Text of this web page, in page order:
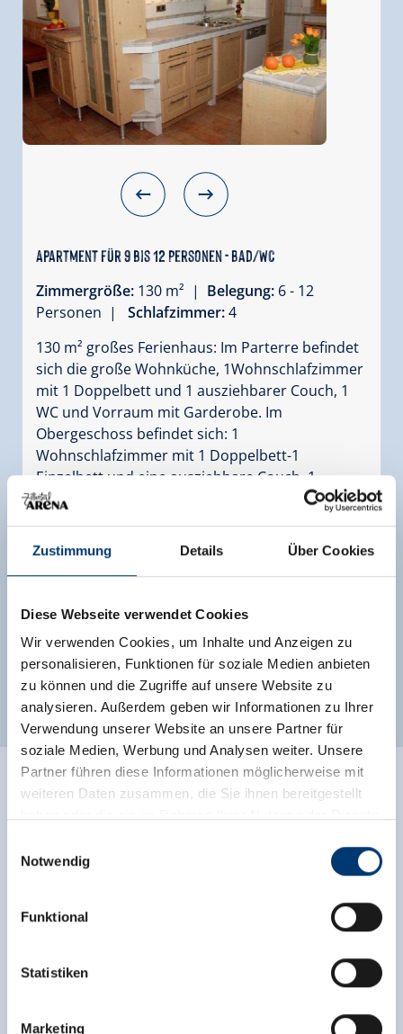
Zustimmung Details Über Cookies
Diese Webseite verwendet Cookies
Wir verwenden Cookies, um Inhalte und Anzeigen zu
personalisieren, Funktionen für soziale Medien anbieten
zu können und die Zugriffe auf unsere Website zu
analysieren. Außerdem geben wir Informationen zu Ihrer
Verwendung unserer Website an unsere Partner für
soziale Medien, Werbung und Analysen weiter. Unsere
Partner führen diese Informationen möglicherweise mit
weiteren Daten zusammen, die Sie ihnen bereitgestellt
Rohr 23// A-6280 Zell am Ziller
www.zillertalarena.com
Notwendig
Funktional
Statistiken
Marketing
Apartment für 9 bis 12 Personen - Bad/WC
Zimmergröße: 130 m² | Belegung: 6 - 12
Personen |
Schlafzimmer:4
130 m² großes Ferienhaus: Im Parterre befindet
sich die große Wohnküche, 1Wohnschlafzimmer
mit 1 Doppelbett und 1 ausziehbarer Couch, 1
WC und Vorraum mit Garderobe. Im
Obergeschoss befindet sich: 1
Wohnschlafzimmer mit 1 Doppelbett-1
Einzelbett und eine ausziehbare Couch, 1
Dreibettzimmer, 1 Doppelzimmer, Bad, 1 WC, 2
Ausstattung
Verfügbarkeitskalender
Weitere Zimmer und Appartements